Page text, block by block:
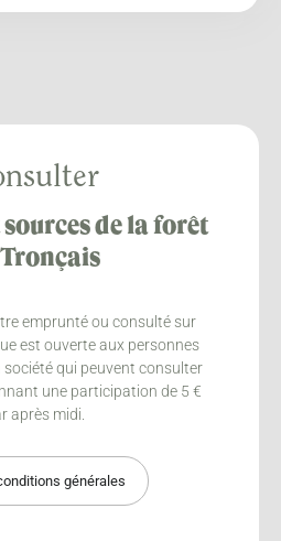
de la forêt
emprunté ou consulté sur
est ouverte aux personnes
société qui peuvent consulter
une participation de 5 €
après midi.
générales